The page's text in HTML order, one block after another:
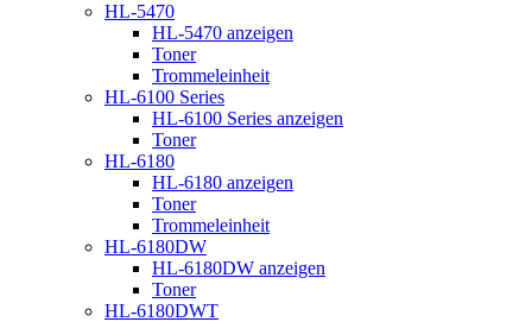
HL-5470
HL-5470 anzeigen
Toner
Trommeleinheit
HL-6100 Series
HL-6100 Series anzeigen
Toner
HL-6180
HL-6180 anzeigen
Toner
Trommeleinheit
HL-6180DW
HL-6180DW anzeigen
Toner
HL-6180DWT